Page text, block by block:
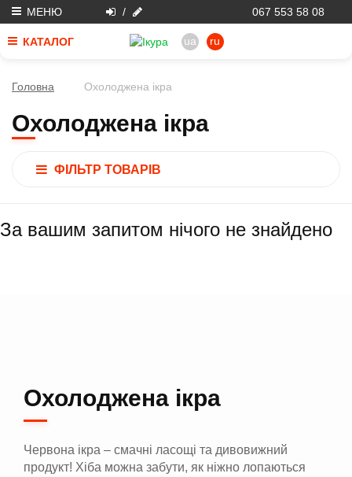
МЕНЮ / 067 553 58 08
ua ru
КАТАЛОГ
Головна Охолоджена ікра
Охолоджена ікра
ФІЛЬТР ТОВАРІВ
За вашим запитом нічого не знайдено
Охолоджена ікра
Червона ікра – смачні ласощі та дивовижний
продукт! Хіба можна забути, як ніжно лопаються